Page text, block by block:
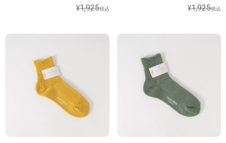
¥1,925税込 ¥1,925税込